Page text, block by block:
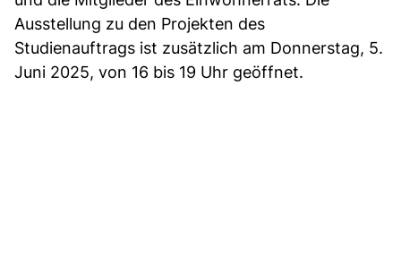
Ausstellung zu den Projekten des
Studienauftrags ist zusätzlich am Donnerstag, 5.
Juni 2025, von 16 bis 19 Uhr geöffnet.